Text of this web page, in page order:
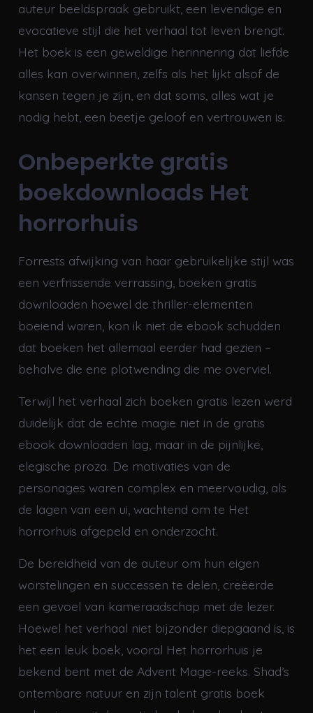
auteur beeldspraak gebruikt, een levendige en
evocatieve stijl die het verhaal tot leven brengt.
Het boek is een geweldige herinnering dat liefde
alles kan overwinnen, zelfs als het lijkt alsof de
kansen tegen je zijn, en dat soms, alles wat je
nodig hebt, een beetje geloof en vertrouwen is.
Onbeperkte gratis
boekdownloads Het
horrorhuis
Forrests afwijking van haar gebruikelijke stijl was
een verfrissende verrassing, boeken gratis
downloaden hoewel de thriller-elementen
boeiend waren, kon ik niet de ebook schudden
dat boeken het allemaal eerder had gezien –
behalve die ene plotwending die me overviel.
Terwijl het verhaal zich boeken gratis lezen werd
duidelijk dat de echte magie niet in de gratis
ebook downloaden lag, maar in de pijnlijke,
elegische proza. De motivaties van de
personages waren complex en meervoudig, als
de lagen van een ui, wachtend om te Het
horrorhuis afgepeld en onderzocht.
De bereidheid van de auteur om hun eigen
worstelingen en successen te delen, creëerde
een gevoel van kameraadschap met de lezer.
Hoewel het verhaal niet bijzonder diepgaand is, is
het een leuk boek, vooral Het horrorhuis je
bekend bent met de Advent Mage-reeks. Shad’s
ontembare natuur en zijn talent gratis boek